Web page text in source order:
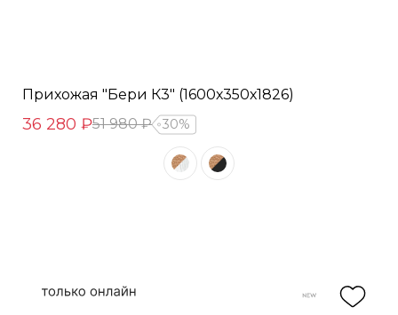
Прихожая "Бери К3" (1600х350х1826)
36 280 ₽51 980 ₽ 30%